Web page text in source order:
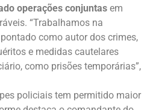
operações conjuntas em
“Trabalhamos na
como autor dos crimes,
e medidas cautelares
como prisões temporárias”,
policiais tem permitido maior